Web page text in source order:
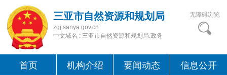
三亚市自然资源和规划局
zgj.sanya.gov.cn
中文域名 : 三亚市自然资源和规划局.政务
无障碍浏览
首页 机构介绍 要闻动态 信息公开